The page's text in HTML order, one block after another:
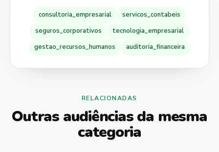
consultoria_empresarial
servicos_contabeis
seguros_corporativos
tecnologia_empresarial
gestao_recursos_humanos
auditoria_financeira
RELACIONADAS
Outras audiências da mesma
categoria